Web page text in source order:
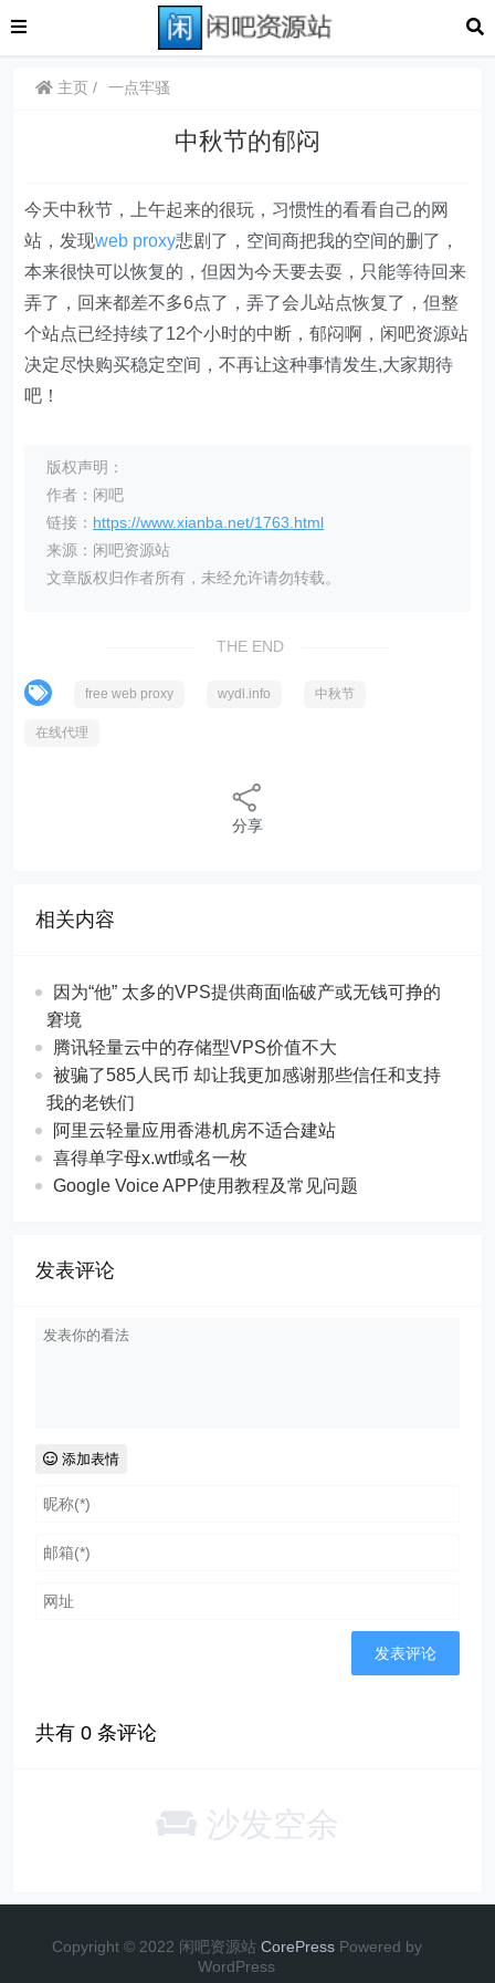
主页 一点牢骚
中秋节的郁闷
今天中秋节，上午起来的很玩，习惯性的看看自己的网
站，发现web proxy悲剧了，空间商把我的空间的删了，
本来很快可以恢复的，但因为今天要去耍，只能等待回来
弄了，回来都差不多6点了，弄了会儿站点恢复了，但整
个站点已经持续了12个小时的中断，郁闷啊，闲吧资源站
决定尽快购买稳定空间，不再让这种事情发生,大家期待
吧！
版权声明：
作者：闲吧
链接： https://www.xianba.net/1763.html
来源：闲吧资源站
文章版权归作者所有，未经允许请勿转载。
THE END
free web proxy wydl.info 中秋节
在线代理
分享
相关内容
因为“他” 太多的VPS提供商面临破产或无钱可挣的
窘境
腾讯轻量云中的存储型VPS价值不大
被骗了585人民币 却让我更加感谢那些信任和支持
我的老铁们
阿里云轻量应用香港机房不适合建站
喜得单字母x.wtf域名一枚
Google Voice APP使用教程及常见问题
发表评论
添加表情
共有0 条评论
沙发空余
Copyright © 2022 闲吧资源站 CorePress Powered by
WordPress